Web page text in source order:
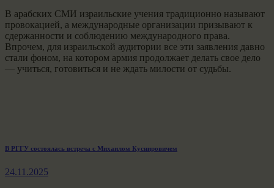
В арабских СМИ израильские учения традиционно называют
провокацией, а международные организации призывают к
сдержанности и соблюдению международного права.
Впрочем, для израильской аудитории все эти заявления давно
стали фоном, на котором армия продолжает делать свое дело
— учиться, готовиться и не ждать милости от судьбы.
Навигация
по
Previous
В РГГУ состоялась встреча с Михаилом Куснировичем
24.11.2025